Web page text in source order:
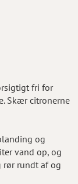
fri for
Skær citronerne
og
vand op, og
rundt af og